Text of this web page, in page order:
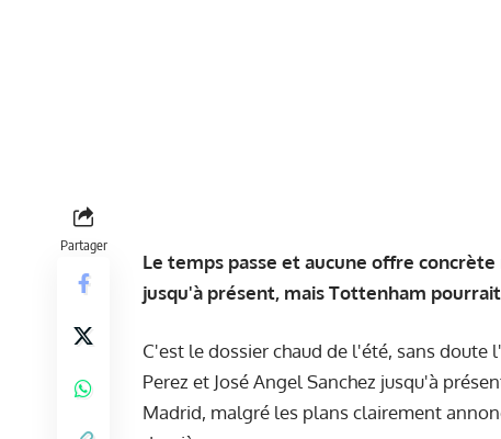
Partager
Le temps passe et aucune offre
jusqu'à présent, mais Tottenham
C'est le dossier chaud de l'été, sans
Perez et José Angel Sanchez jusqu'à
Madrid, malgré les plans clairement